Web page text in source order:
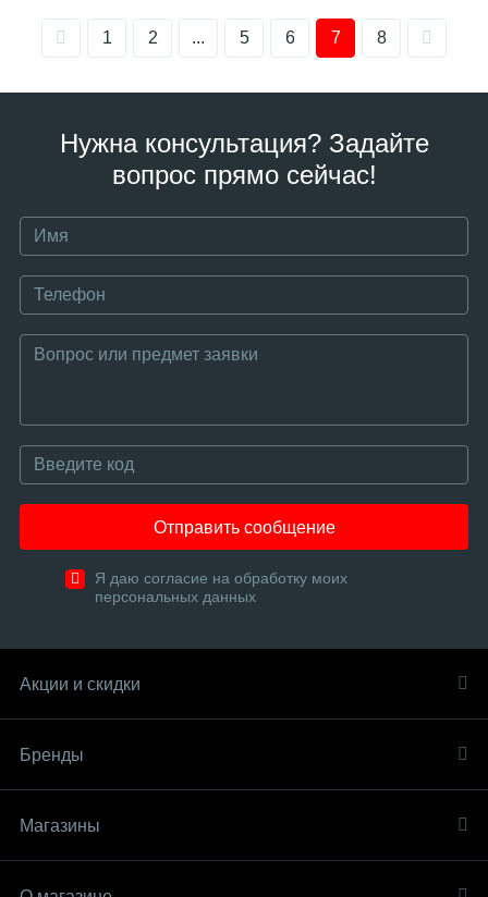
1 2 ... 5 6 7 8
Нужна консультация? Задайте
вопрос прямо сейчас!
Отправить сообщение
Я даю согласие на обработку моих
персональных данных
Акции и скидки
Бренды
Магазины